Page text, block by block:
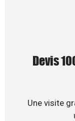
Devis
Une visite